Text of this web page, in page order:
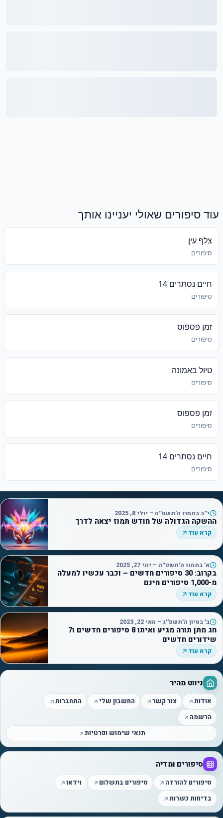
עוד סיפורים שאולי יעניינו אותך
צלף עין
סיפורים
חיים נסתרים 14
סיפורים
זמן פספוס
סיפורים
טיול באמונה
סיפורים
זמן פספוס
סיפורים
חיים נסתרים 14
סיפורים
י״ב בתמוז ה׳תשפ״ה – יולי 8, 2025
ההשקה הגדולה של חודש תמוז יצאה לדרך
קרא עוד
א׳ בתמוז ה׳תשפ״ה – יוני 27, 2025
בקרוב: 30 סיפורים חדשים – וכבר עכשיו למעלה
מ-1,000 סיפורים חינם
קרא עוד
ב׳ בסיון ה׳תשפ״ג – מאי 22, 2023
חג מתן תורה מגיע ואיתו 8 סיפורים חדשים ו7
שידורים חדשים
קרא עוד
ניווט מהיר
אודות צור קשר החשבון שלי
התחברות
הרשמה
תנאי שימוש ופרטיות
סיפורים ומדיה
סיפורים להורדה סיפורים בתשלום
וידאו
בדיחות כשרות